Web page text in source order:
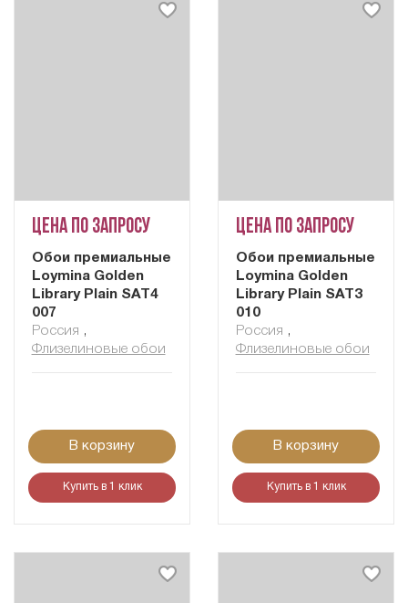
Цена по запросу
Обои премиальные
Loymina Golden
Library Plain SAT4
007
Россия ,
Флизелиновые обои
В корзину
Купить в 1 клик
Цена по запросу
Обои премиальные
Loymina Golden
Library Plain SAT3
010
Россия ,
Флизелиновые обои
В корзину
Купить в 1 клик